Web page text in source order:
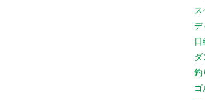
デ
日
釣